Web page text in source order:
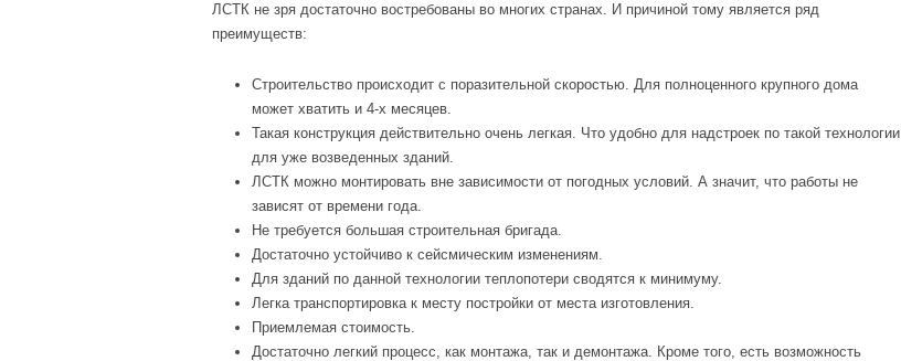
ЛСТК не зря достаточно востребованы во многих странах. И причиной тому является ряд
преимуществ:
Строительство происходит с поразительной скоростью. Для полноценного крупного дома
может хватить и 4-х месяцев.
Такая конструкция действительно очень легкая. Что удобно для надстроек по такой технологии
для уже возведенных зданий.
ЛСТК можно монтировать вне зависимости от погодных условий. А значит, что работы не
зависят от времени года.
Не требуется большая строительная бригада.
Достаточно устойчиво к сейсмическим изменениям.
Для зданий по данной технологии теплопотери сводятся к минимуму.
Легка транспортировка к месту постройки от места изготовления.
Приемлемая стоимость.
Достаточно легкий процесс, как монтажа, так и демонтажа. Кроме того, есть возможность